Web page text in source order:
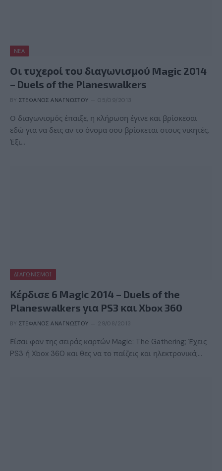
ΝΈΑ
Οι τυχεροί του διαγωνισμού Magic 2014
– Duels of the Planeswalkers
BY ΣΤΈΦΑΝΟΣ ΑΝΑΓΝΏΣΤΟΥ 05/09/2013
Ο διαγωνισμός έπαιξε, η κλήρωση έγινε και βρίσκεσαι
εδώ για να δεις αν το όνομα σου βρίσκεται στους νικητές.
Έξι…
ΔΙΑΓΩΝΙΣΜΟΊ
Κέρδισε 6 Magic 2014 – Duels of the
Planeswalkers για PS3 και Xbox 360
BY ΣΤΈΦΑΝΟΣ ΑΝΑΓΝΏΣΤΟΥ 29/08/2013
Είσαι φαν της σειράς καρτών Magic: The Gathering; Έχεις
PS3 ή Xbox 360 και θες να το παίζεις και ηλεκτρονικά;…